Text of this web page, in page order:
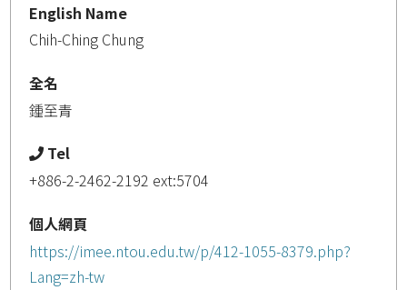
English Name
Chih-Ching Chung
全名
鍾至青
Tel
+886-2-2462-2192 ext:5704
個人網頁
https://imee.ntou.edu.tw/p/412-1055-8379.php?
Lang=zh-tw